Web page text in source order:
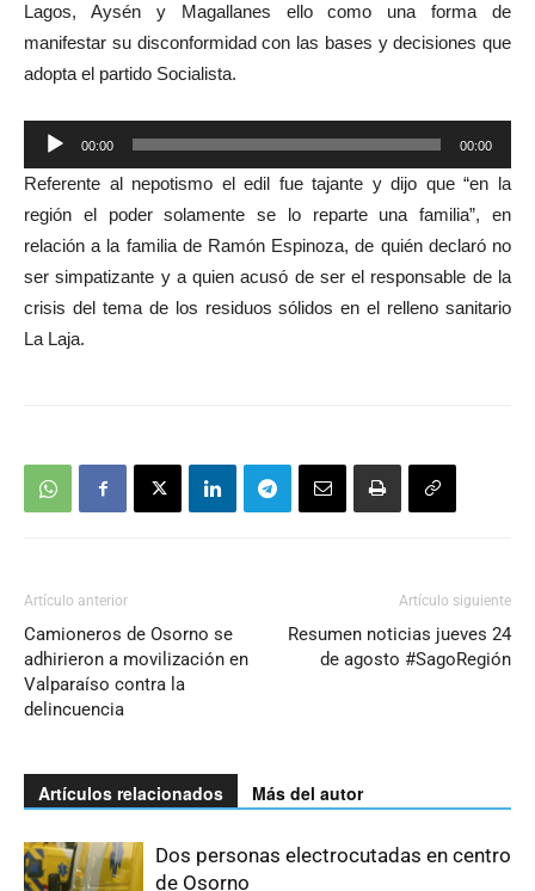
Lagos, Aysén y Magallanes ello como una forma de
manifestar su disconformidad con las bases y decisiones que
adopta el partido Socialista.
Reproductor
de
audio
00:00 00:00
Referente al nepotismo el edil fue tajante y dijo que “en la
región el poder solamente se lo reparte una familia”, en
relación a la familia de Ramón Espinoza, de quién declaró no
ser simpatizante y a quien acusó de ser el responsable de la
crisis del tema de los residuos sólidos en el relleno sanitario
La Laja.
Artículo anterior
Camioneros de Osorno se
adhirieron a movilización en
Valparaíso contra la
delincuencia
Artículo siguiente
Resumen noticias jueves 24
de agosto #SagoRegión
Artículos relacionados Más del autor
Dos personas electrocutadas en centro
de Osorno